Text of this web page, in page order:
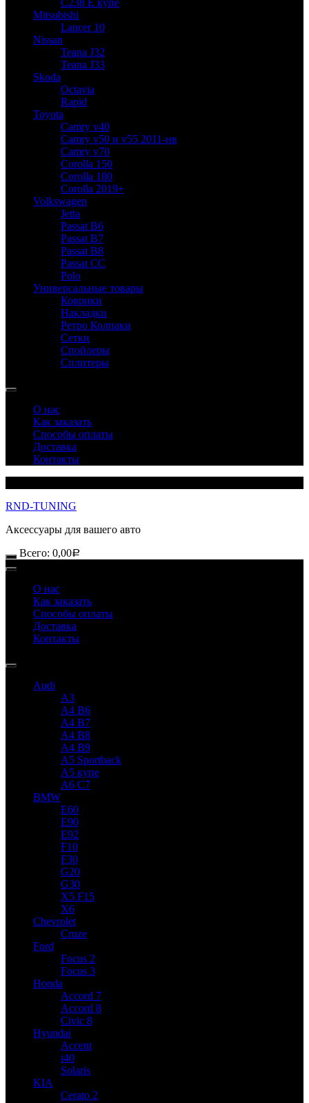
C238 E купе
Mitsubishi
Lancer 10
Nissan
Teana J32
Teana J33
Skoda
Octavia
Rapid
Toyota
Camry v40
Camry v50 и v55 2011-нв
Camry v70
Corolla 150
Corolla 180
Corolla 2019+
Volkswagen
Jetta
Passat B6
Passat B7
Passat B8
Passat CC
Polo
Универсальные товары
Коврики
Накладки
Ретро Колпаки
Сетки
Спойлеры
Сплитеры
О нас
Как заказать
Способы оплаты
Доставка
Контакты
RND-TUNING
Аксессуары для вашего авто
Всего: 0,00Р
О нас
Как заказать
Способы оплаты
Доставка
Контакты
Audi
A3
A4 B6
A4 B7
A4 B8
A4 B9
A5 Sportback
A5 купе
A6 C7
BMW
E60
E90
E92
F10
F30
G20
G30
X5 F15
X6
Chevrolet
Cruze
Ford
Focus 2
Focus 3
Honda
Accord 7
Accord 8
Civic 8
Hyundai
Accent
i40
Solaris
KIA
Cerato 2